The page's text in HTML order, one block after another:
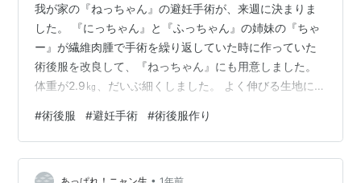
我が家の『ねっちゃん』の避妊手術が、来週に決まりま
した。 『にっちゃん』と『ふっちゃん』の姉妹の『ちゃ
ー』が繊維肉腫で手術を繰り返していた時に作っていた
術後服を改良して、『ねっちゃん』にも用意しました。
体重が2.9㎏、だいぶ細くしました。 よく伸びる生地にし
首→前足→後ろ足の順で着せてみました。 伸びる生地な
ので、難なく試着完了です！ しばらくは、ピョコピョコ
と歩き方が変でしたが、 おもちゃで誘って慣れてもらい
#術後服 #避妊手術 #術後服作り
•